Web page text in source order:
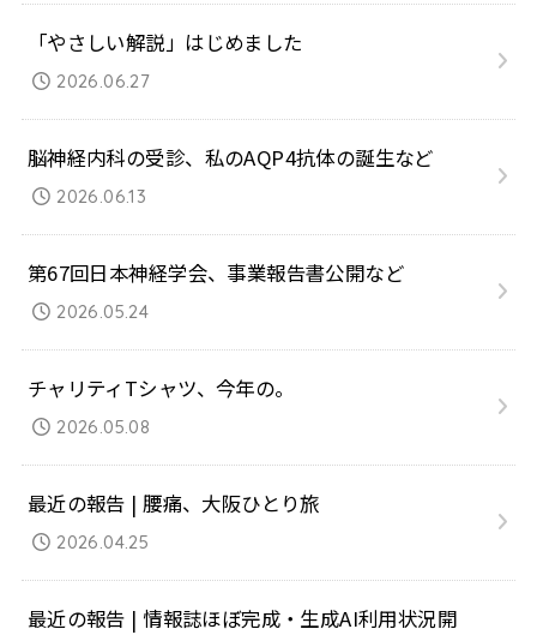
「やさしい解説」はじめました
2026.06.27
脳神経内科の受診、私のAQP4抗体の誕生など
2026.06.13
第67回日本神経学会、事業報告書公開など
2026.05.24
チャリティTシャツ、今年の。
2026.05.08
最近の報告 | 腰痛、大阪ひとり旅
2026.04.25
最近の報告 | 情報誌ほぼ完成・生成AI利用状況開